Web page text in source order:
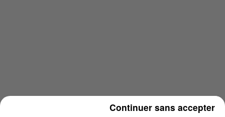
Continuer sans accepter